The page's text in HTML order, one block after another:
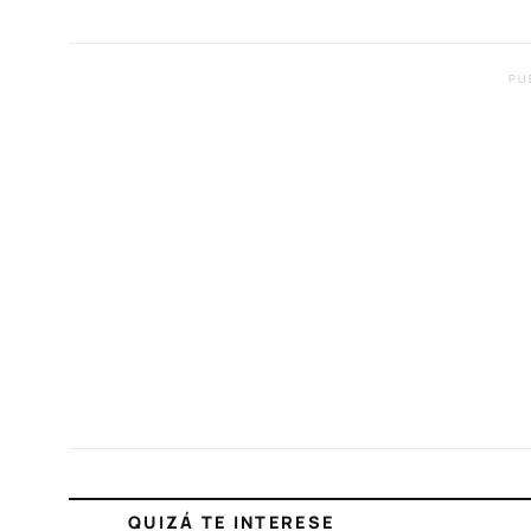
QUIZÁ TE INTERESE